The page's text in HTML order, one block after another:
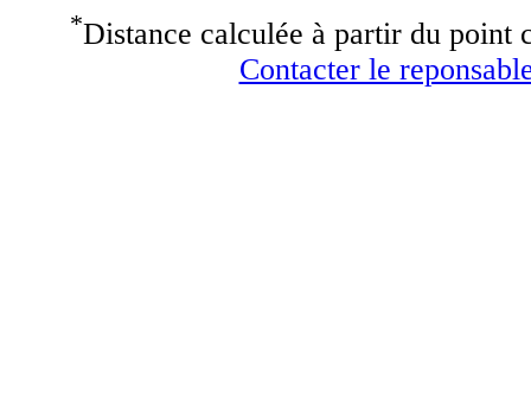
*Distance calculée à partir du point
Contacter le